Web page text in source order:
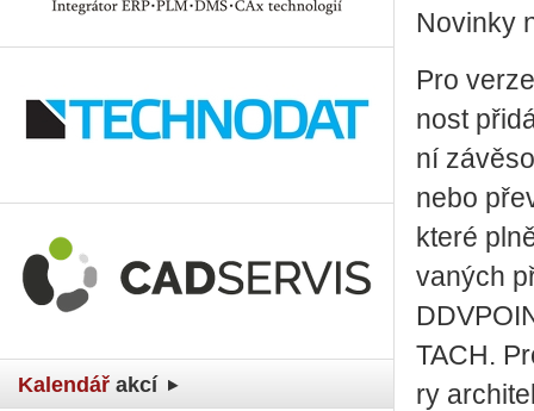
Kalendář akcí
No­vin­ky
Pro
nost
ní
ne­bo
kte­ré
va­ných
TACH.
ry